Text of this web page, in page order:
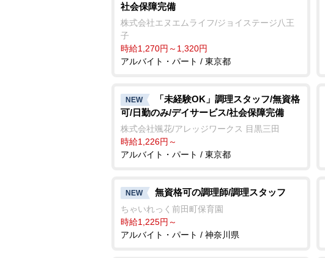
社会保障完備
株式会社エヌエムライフ/ジョイステージ八王
子
時給1,270円～1,320円
アルバイト・パート / 東京都
NEW
「未経験OK」調理スタッフ/無資格
可/日勤のみ/デイサービス/社会保障完備
株式会社颯花/アレッジワークス 目黒三田
時給1,226円～
アルバイト・パート / 東京都
NEW 無資格可の調理師/調理スタッフ
ちゃいれっく前田町保育園
時給1,225円～
アルバイト・パート / 神奈川県